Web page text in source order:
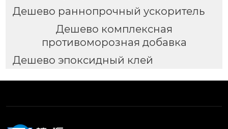
Дешево раннопрочный ускоритель
Дешево комплексная
противоморозная добавка
Дешево эпоксидный клей